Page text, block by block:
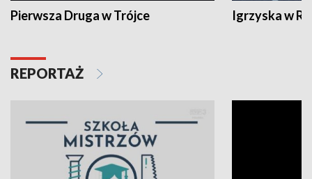
Pierwsza Druga w Trójce Igrzyska w
REPORTAŻ